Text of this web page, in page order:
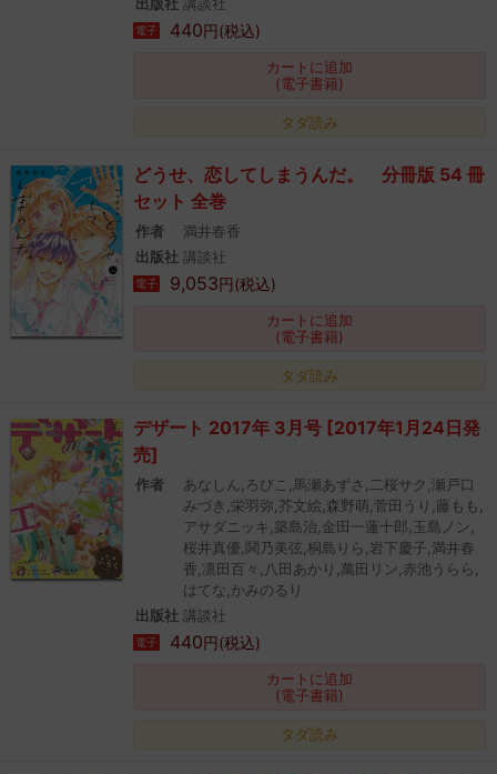
出版社 講談社
電子 440円(税込)
カートに追加
(電子書籍)
タダ読み
どうせ、恋してしまうんだ。 分冊版 54 冊
セット 全巻
作者
満井春香
出版社 講談社
電子 9,053円(税込)
カートに追加
(電子書籍)
タダ読み
デザート 2017年 3月号 [2017年1月24日発
売]
作者
あなしん,ろびこ,馬瀬あずさ,二桜サク,瀬戸口
みづき,栄羽弥,芥文絵,森野萌,菅田うり,藤もも,
アサダニッキ,築島治,金田一蓮十郎,玉島ノン,
桜井真優,鬨乃美弦,桐島りら,岩下慶子,満井春
香,凛田百々,八田あかり,萬田リン,赤池うらら,
はてな,かみのるり
出版社 講談社
電子 440円(税込)
カートに追加
(電子書籍)
タダ読み